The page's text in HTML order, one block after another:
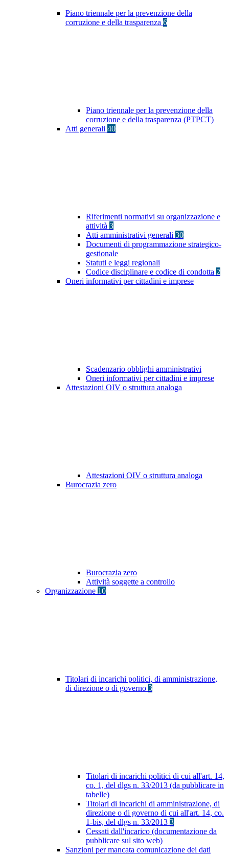
Piano triennale per la prevenzione della
corruzione e della trasparenza 6
Piano triennale per la prevenzione della
corruzione e della trasparenza (PTPCT)
Atti generali 40
Riferimenti normativi su organizzazione e
attività 3
Atti amministrativi generali 30
Documenti di programmazione strategico-
gestionale
Statuti e leggi regionali
Codice disciplinare e codice di condotta 2
Oneri informativi per cittadini e imprese
Scadenzario obblighi amministrativi
Oneri informativi per cittadini e imprese
Attestazioni OIV o struttura analoga
Attestazioni OIV o struttura analoga
Burocrazia zero
Burocrazia zero
Attività soggette a controllo
Organizzazione 10
Titolari di incarichi politici, di amministrazione,
di direzione o di governo 3
Titolari di incarichi politici di cui all'art. 14,
co. 1, del dlgs n. 33/2013 (da pubblicare in
tabelle)
Titolari di incarichi di amministrazione, di
direzione o di governo di cui all'art. 14, co.
1-bis, del dlgs n. 33/2013 3
Cessati dall'incarico (documentazione da
pubblicare sul sito web)
Sanzioni per mancata comunicazione dei dati